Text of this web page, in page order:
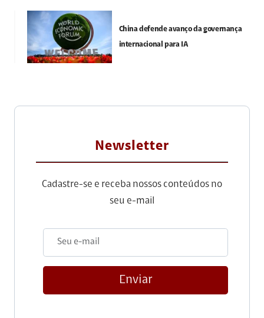
China defende avanço da governança
internacional para IA
Newsletter
Cadastre-se e receba nossos conteúdos no
seu e-mail
Enviar